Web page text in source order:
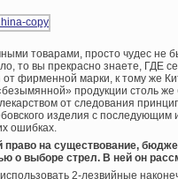
товарами, просто чудес не
то вы прекрасно знаете, ГДЕ
от фирменной марки, к тому же
продукции столь
от следования
изделия с последующим
ошибках.
на существование,
о выборе стрел. В ней он
2-лезвийные